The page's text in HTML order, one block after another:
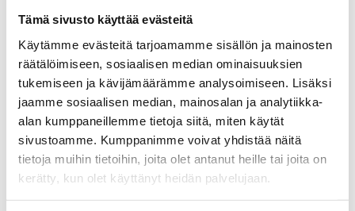
Tämä sivusto käyttää evästeitä
Käytämme evästeitä tarjoamamme sisällön ja mainosten
räätälöimiseen, sosiaalisen median ominaisuuksien
tukemiseen ja kävijämäärämme analysoimiseen. Lisäksi
jaamme sosiaalisen median, mainosalan ja analytiikka-
alan kumppaneillemme tietoja siitä, miten käytät
sivustoamme. Kumppanimme voivat yhdistää näitä
tietoja muihin tietoihin, joita olet antanut heille tai joita on
kerätty, kun olet käyttänyt heidän palvelujaan.
PERUSTIEDOT:
SIJAINTI:
Tampere Hämeenpuisto
Hämeenpuisto 15 A 4
HUONEISTO:
Hämeenpuisto 15 A 4